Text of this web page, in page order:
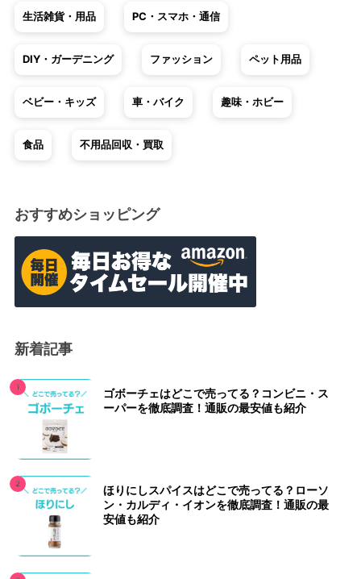
生活雑貨・用品 PC・スマホ・通信
DIY・ガーデニング ファッション ペット用品
ベビー・キッズ 車・バイク 趣味・ホビー
食品 不用品回収・買取
おすすめショッピング
新着記事
ゴボーチェはどこで売ってる？コンビニ・ス
ーパーを徹底調査！通販の最安値も紹介
ほりにしスパイスはどこで売ってる？ローソ
ン・カルディ・イオンを徹底調査！通販の最
安値も紹介